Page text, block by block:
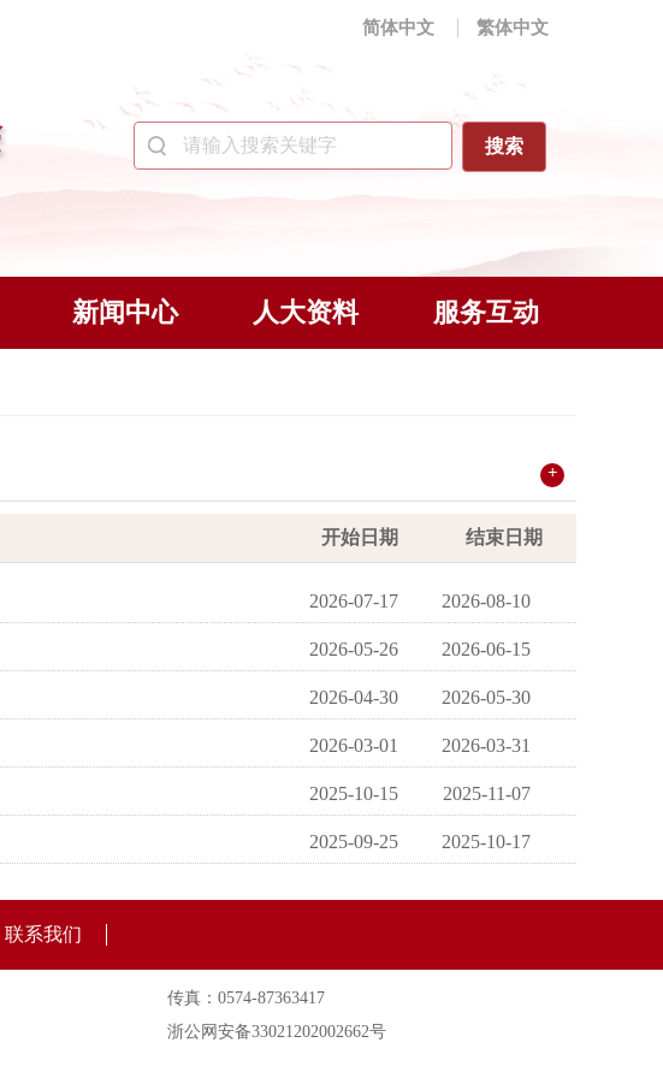
简体中文 繁体中文
新闻中心 人大资料 服务互动
+
开始日期 结束日期
2026-07-17 2026-08-10
2026-05-26 2026-06-15
2026-04-30 2026-05-30
2026-03-01 2026-03-31
2025-10-15 2025-11-07
2025-09-25 2025-10-17
联系我们
传真：0574-87363417
浙公网安备33021202002662号